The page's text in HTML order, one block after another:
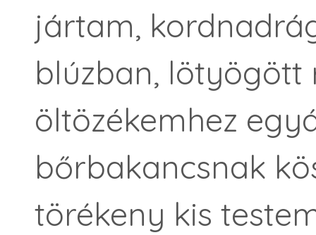
jártam,
blúzban, lötyögött
öltözékemhez
bőrbakancsnak
törékeny kis